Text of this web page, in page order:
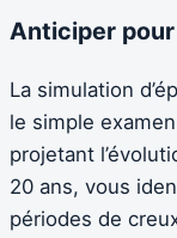
Anticiper
La simulation
le simple
projetant
20 ans, vous
périodes de